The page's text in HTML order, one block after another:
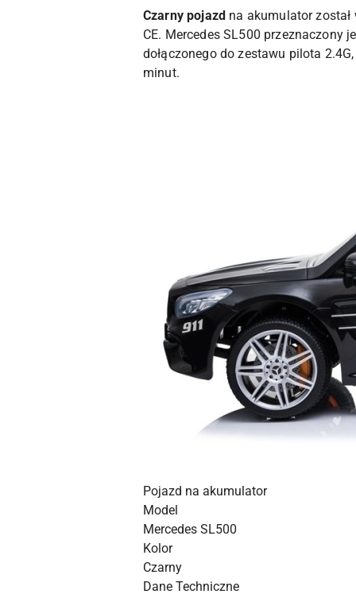
Czarny pojazd na akumulator
CE. Mercedes SL500
dołączonego do zestawu pilota
minut.
Pojazd na akumulator
Model
Mercedes SL500
Kolor
Czarny
Dane Techniczne